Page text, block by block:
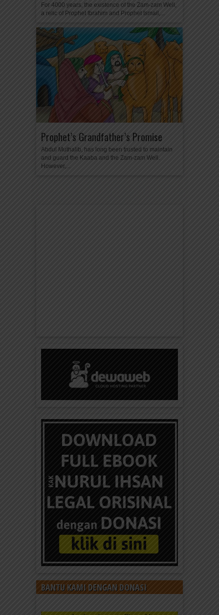
For 4000 years, the existence of the Zam-zam Well,
a relic of Prophet Ibrahim and Prophet Ismail,...
Prophet’s Grandfather’s Promise
Abdul Muthalib, has long been trusted to maintain
and guard the Kaaba and the Zam-zam Well.
However,...
BANTU KAMI DENGAN DONASI